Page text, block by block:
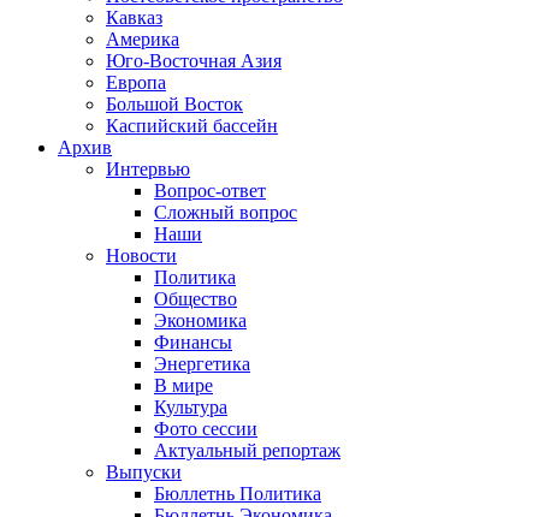
Кавказ
Америка
Юго-Восточная Азия
Европа
Большой Восток
Каспийский бассейн
Архив
Интервью
Вопрос-ответ
Сложный вопрос
Наши
Новости
Политика
Общество
Экономика
Финансы
Энергетика
В мире
Культура
Фото сессии
Актуальный репортаж
Выпуски
Бюллетнь Политика